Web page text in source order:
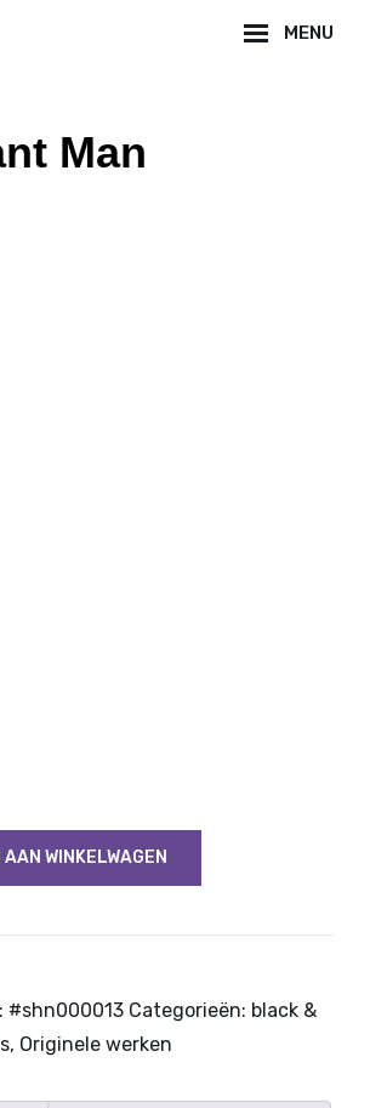
MENU
Man
WINKELWAGEN
#shn000013 Categorieën: black &
, Originele werken